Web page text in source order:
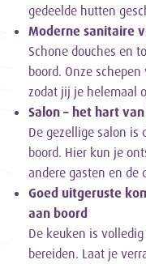
gedeelde hutten
Moderne sanitaire
Schone douches en
boord. Onze
zodat jij je helemaal
Salon – het hart
De gezellige salon is
boord. Hier kun je
andere gasten en de
Goed uitgeruste
aan boord
De keuken is
bereiden. Laat je